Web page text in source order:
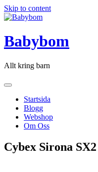
Skip to content
Babybom
Allt kring barn
Startsida
Blogg
Webshop
Om Oss
Cybex Sirona